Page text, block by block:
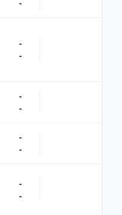
-
-
-
-
-
-
-
-
-